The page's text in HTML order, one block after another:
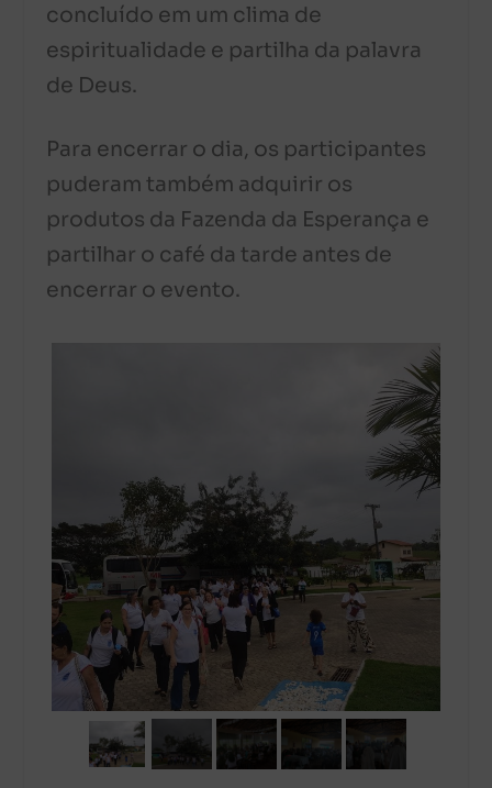
concluído em um clima de
espiritualidade e partilha da palavra
de Deus.
Para encerrar o dia, os participantes
puderam também adquirir os
produtos da Fazenda da Esperança e
partilhar o café da tarde antes de
encerrar o evento.